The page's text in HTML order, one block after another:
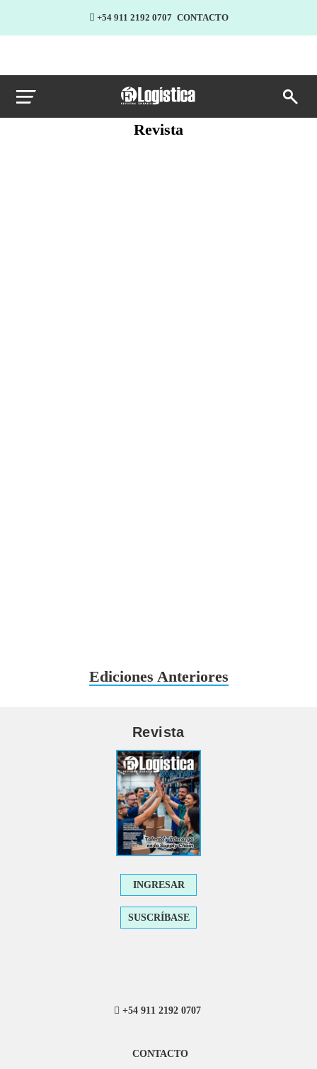
+54 911 2192 0707 CONTACTO
Revista
Ediciones Anteriores
Revista
INGRESAR
SUSCRÍBASE
+54 911 2192 0707
CONTACTO